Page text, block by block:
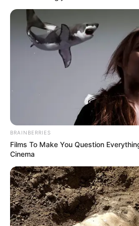
BRAINBERRIES
Films To Make You Question
Cinema